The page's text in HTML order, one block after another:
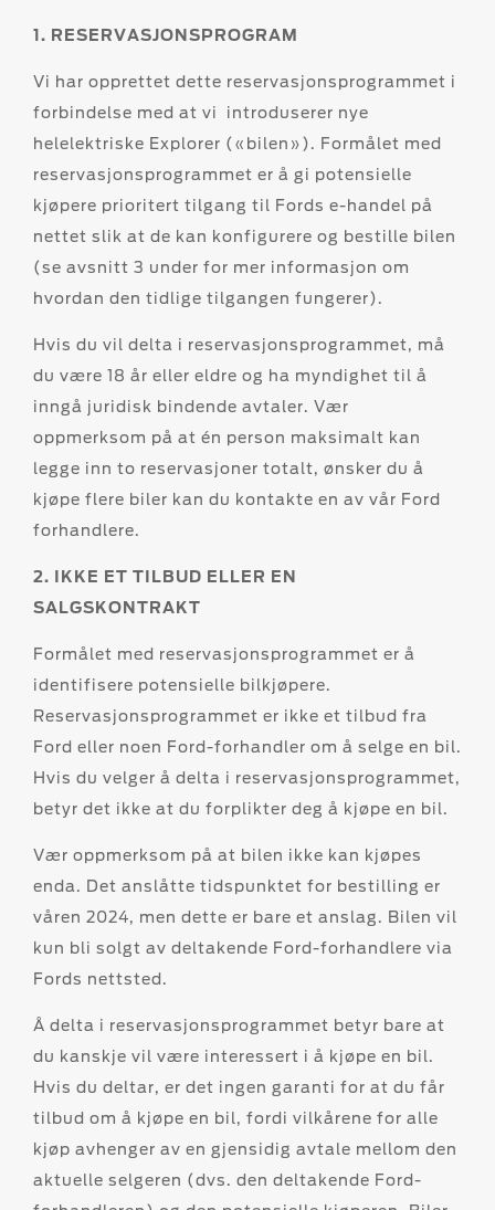
1. RESERVASJONSPROGRAM
Vi har opprettet dette reservasjonsprogrammet i
forbindelse med at vi introduserer nye
helelektriske Explorer («bilen»). Formålet med
reservasjonsprogrammet er å gi potensielle
kjøpere prioritert tilgang til Fords e-handel på
nettet slik at de kan konfigurere og bestille bilen
(se avsnitt 3 under for mer informasjon om
hvordan den tidlige tilgangen fungerer).
Hvis du vil delta i reservasjonsprogrammet, må
du være 18 år eller eldre og ha myndighet til å
inngå juridisk bindende avtaler. Vær
oppmerksom på at én person maksimalt kan
legge inn to reservasjoner totalt, ønsker du å
kjøpe flere biler kan du kontakte en av vår Ford
forhandlere.
2. IKKE ET TILBUD ELLER EN
SALGSKONTRAKT
Formålet med reservasjonsprogrammet er å
identifisere potensielle bilkjøpere.
Reservasjonsprogrammet er ikke et tilbud fra
Ford eller noen Ford-forhandler om å selge en bil.
Hvis du velger å delta i reservasjonsprogrammet,
betyr det ikke at du forplikter deg å kjøpe en bil.
Vær oppmerksom på at bilen ikke kan kjøpes
enda. Det anslåtte tidspunktet for bestilling er
våren 2024, men dette er bare et anslag. Bilen vil
kun bli solgt av deltakende Ford-forhandlere via
Fords nettsted.
Å delta i reservasjonsprogrammet betyr bare at
du kanskje vil være interessert i å kjøpe en bil.
Hvis du deltar, er det ingen garanti for at du får
tilbud om å kjøpe en bil, fordi vilkårene for alle
kjøp avhenger av en gjensidig avtale mellom den
aktuelle selgeren (dvs. den deltakende Ford-